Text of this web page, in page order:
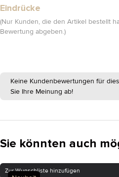
Eindrücke
(Nur Kunden, die den Artikel bestellt
Bewertung abgeben.)
Keine Kundenbewertungen für
Sie Ihre Meinung ab!
Sie könnten auch
Zur Wunschliste hinzufügen